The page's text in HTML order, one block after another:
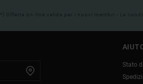
(*) Offerta on-line valida per i nuovi membri - Le
Stato